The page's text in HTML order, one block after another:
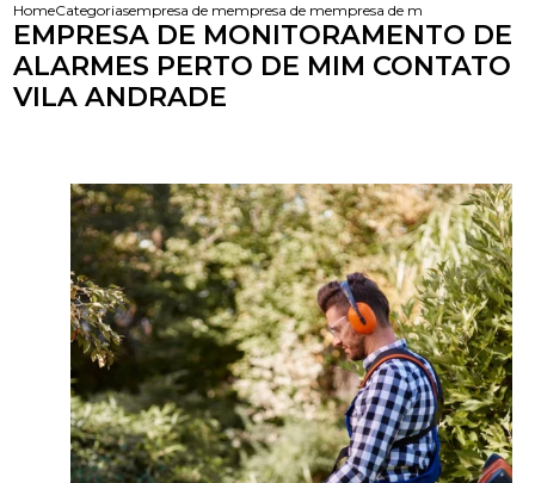
HomeCategoriasempresa de monitoramentoempresa de monitoramento de alarmes
empresa de monitoramento
EMPRESA DE MONITORAMENTO DE
ALARMES PERTO DE MIM CONTATO
VILA ANDRADE